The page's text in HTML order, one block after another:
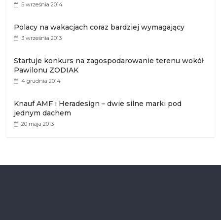
5 września 2014
Polacy na wakacjach coraz bardziej wymagający
3 września 2013
Startuje konkurs na zagospodarowanie terenu wokół
Pawilonu ZODIAK
4 grudnia 2014
Knauf AMF i Heradesign – dwie silne marki pod
jednym dachem
20 maja 2013